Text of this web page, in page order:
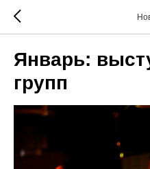
Январь:
групп